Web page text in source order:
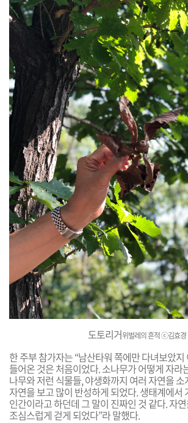
도토리거위벌레의 흔적ⓒ김효경
한 주부 참가자는 “남산타워 쪽에만 다녀보았
들어온 것은 처음이었다. 소나무가 어떻게 자라
나무와 저런 식물들, 야생화까지 여러 자연을
자연을 보고 많이 반성하게 되었다. 생태계에서
인간이라고 하던데 그 말이 진짜인 것 같다. 자
조심스럽게 걷게 되었다”라 말했다.